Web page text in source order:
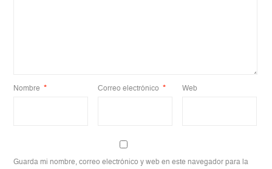
Nombre * Correo electrónico * Web
Guarda mi nombre, correo electrónico y web en este navegador para la